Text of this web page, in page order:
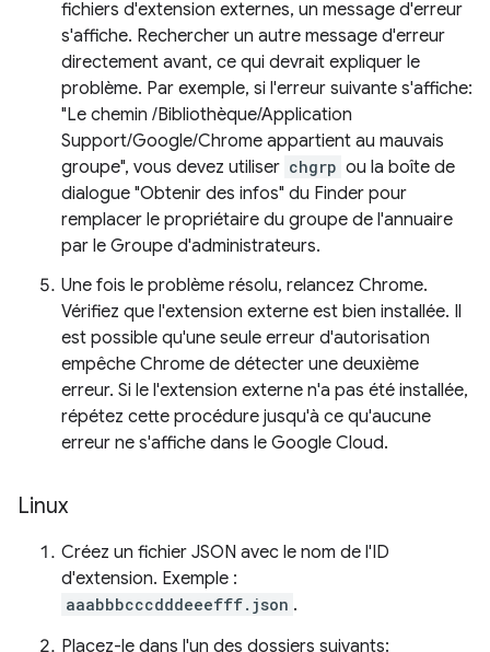
fichiers d'extension externes, un message d'erreur
s'affiche. Rechercher un autre message d'erreur
directement avant, ce qui devrait expliquer le
problème. Par exemple, si l'erreur suivante s'affiche:
"Le chemin /Bibliothèque/Application
Support/Google/Chrome appartient au mauvais
groupe", vous devez utiliser chgrp ou la boîte de
dialogue "Obtenir des infos" du Finder pour
remplacer le propriétaire du groupe de l'annuaire
par le Groupe d'administrateurs.
Une fois le problème résolu, relancez Chrome.
Vérifiez que l'extension externe est bien installée. Il
est possible qu'une seule erreur d'autorisation
empêche Chrome de détecter une deuxième
erreur. Si le l'extension externe n'a pas été installée,
répétez cette procédure jusqu'à ce qu'aucune
erreur ne s'affiche dans le Google Cloud.
Linux
Créez un fichier JSON avec le nom de l'ID
d'extension. Exemple :
aaabbbcccdddeeefff.json .
Placez-le dans l'un des dossiers suivants: